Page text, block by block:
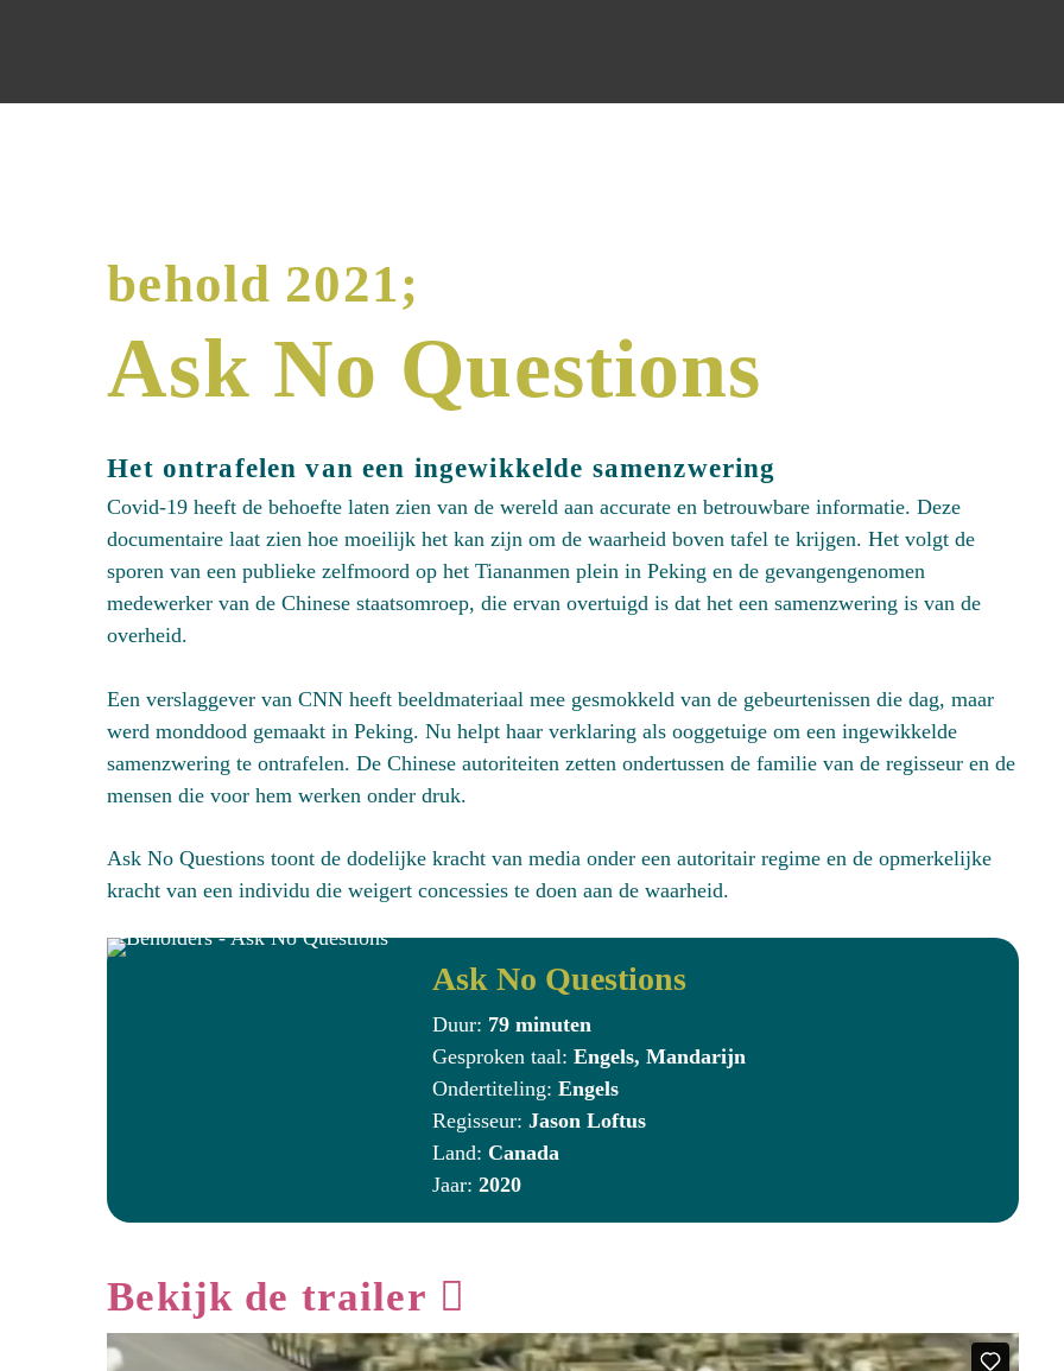
behold 2021;
Ask No Questions
Het ontrafelen van een ingewikkelde samenzwering
Covid-19 heeft de behoefte laten zien van de wereld aan accurate en betrouwbare informatie. Deze
documentaire laat zien hoe moeilijk het kan zijn om de waarheid boven tafel te krijgen. Het volgt de
sporen van een publieke zelfmoord op het Tiananmen plein in Peking en de gevangengenomen
medewerker van de Chinese staatsomroep, die ervan overtuigd is dat het een samenzwering is van de
overheid.
Een verslaggever van CNN heeft beeldmateriaal mee gesmokkeld van de gebeurtenissen die dag, maar
werd monddood gemaakt in Peking. Nu helpt haar verklaring als ooggetuige om een ingewikkelde
samenzwering te ontrafelen. De Chinese autoriteiten zetten ondertussen de familie van de regisseur en de
mensen die voor hem werken onder druk.
Ask No Questions toont de dodelijke kracht van media onder een autoritair regime en de opmerkelijke
kracht van een individu die weigert concessies te doen aan de waarheid.
Ask No Questions
Duur: 79 minuten
Gesproken taal: Engels, Mandarijn
Ondertiteling: Engels
Regisseur: Jason Loftus
Land: Canada
Jaar: 2020
Bekijk de trailer